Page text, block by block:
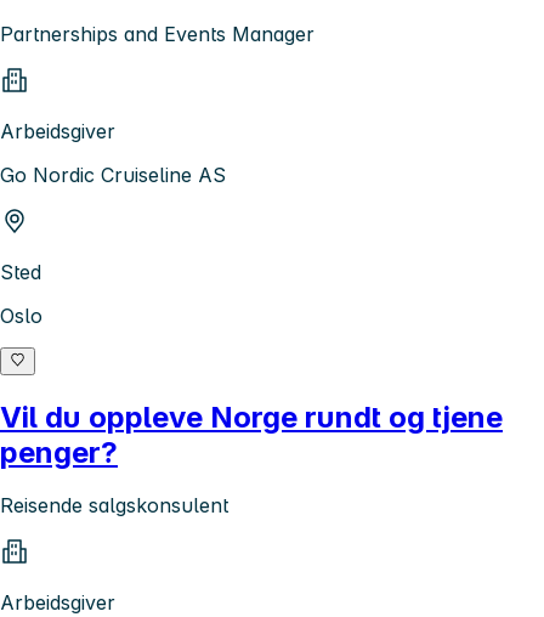
Partnerships and Events Manager
Arbeidsgiver
Go Nordic Cruiseline AS
Sted
Oslo
Vil du oppleve Norge rundt og tjene
penger?
Reisende salgskonsulent
Arbeidsgiver